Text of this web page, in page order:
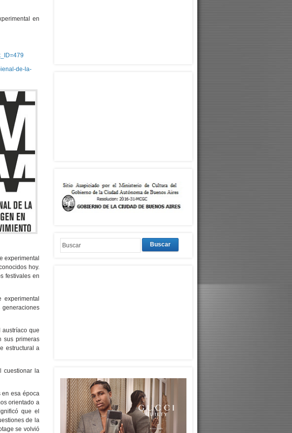
en
de-la-
experimental
hoy.
festivales en
austríaco que
sus primeras
estructural a
cuestionar la
en esa época
orientado a
que el
de la
se volvió
Buscar